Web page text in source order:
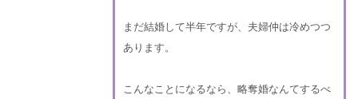
まだ結婚して半年ですが、夫婦仲は冷めつつ
あります。
こんなことになるなら、略奪婚なんてするべ